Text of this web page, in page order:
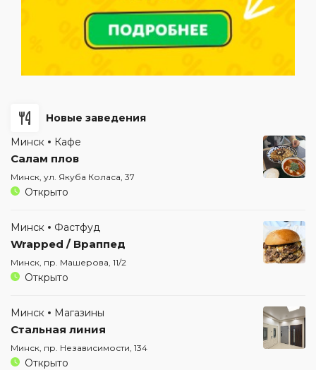
Новые заведения
Минск
Кафе
Салам плов
Минск, ул. Якуба Коласа, 37
Открыто
Минск Фастфуд
Wrapped / Враппед
Минск, пр. Машерова, 11/2
Открыто
Минск Магазины
Стальная линия
Минск, пр. Независимости, 134
Открыто